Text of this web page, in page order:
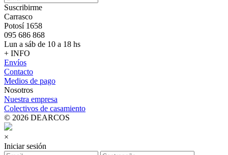
Suscribirme
Carrasco
Potosí 1658
095 686 868
Lun a sáb de 10 a 18 hs
+ INFO
Envíos
Contacto
Medios de pago
Nosotros
Nuestra empresa
Colectivos de casamiento
© 2026 DEARCOS
×
Iniciar sesión